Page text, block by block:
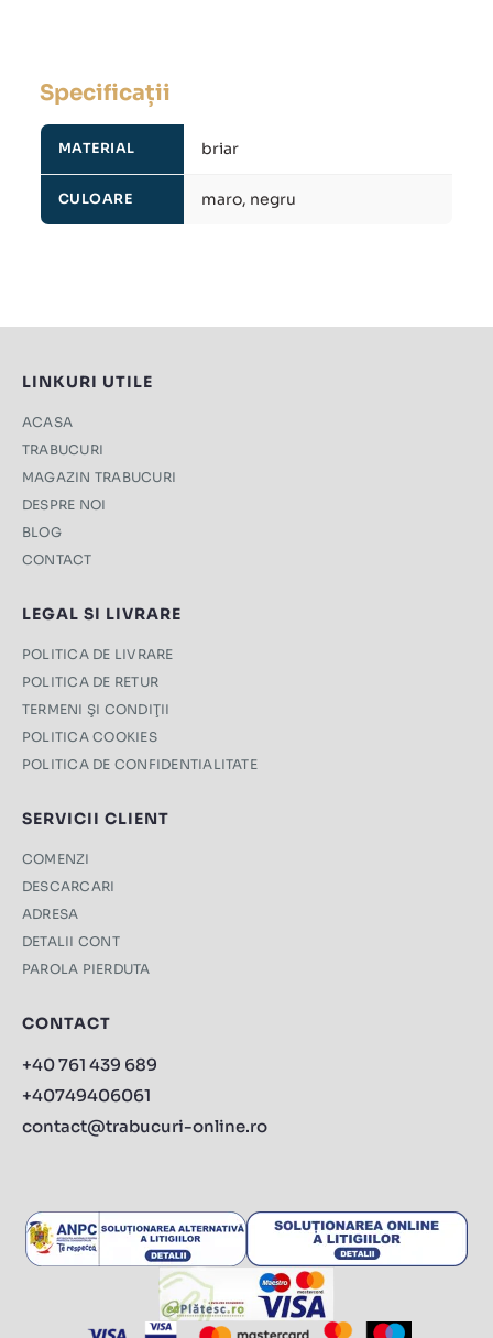
Specificații
MATERIAL briar
CULOARE maro, negru
LINKURI UTILE
ACASA
TRABUCURI
MAGAZIN TRABUCURI
DESPRE NOI
BLOG
CONTACT
LEGAL SI LIVRARE
POLITICA DE LIVRARE
POLITICA DE RETUR
TERMENI ŞI CONDIŢII
POLITICA COOKIES
POLITICA DE CONFIDENTIALITATE
SERVICII CLIENT
COMENZI
DESCARCARI
ADRESA
DETALII CONT
PAROLA PIERDUTA
CONTACT
+40 761 439 689
+40749406061
contact@trabucuri-online.ro